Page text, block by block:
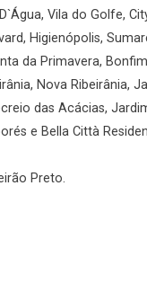
Vila do Golfe,
Higienópolis,
da Primavera,
Nova Ribeirânia,
das Acácias,
e Bella Città
Preto.